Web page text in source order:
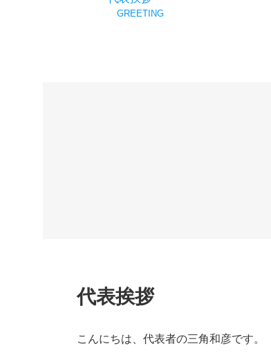
GREETING
代表挨拶
こんにちは、代表者の三角和彦です。